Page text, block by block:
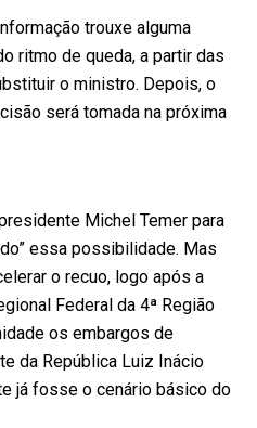
trouxe alguma
ritmo de queda, a partir das
o ministro. Depois, o
será tomada na próxima
Michel Temer para
essa possibilidade. Mas
o recuo, logo após a
Federal da 4ª Região
os embargos de
da República Luiz Inácio
já fosse o cenário básico do